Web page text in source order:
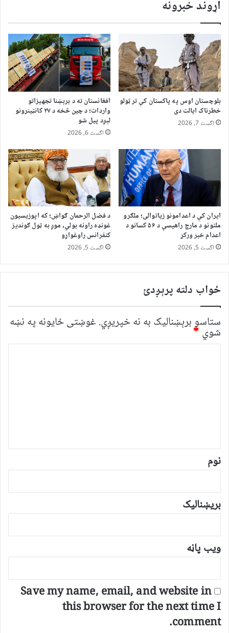
اړوند خبرونه
بلوچستان اوس په پاکستان کې تر ټولو
خطرناک ایالت دی
اگست 7, 2026
افغانستان ته د برېښنا تجهیزاتو
واردات؛ د چین څخه د ۲۷ کانټینرونو
لېږد پیل شو
اگست 6, 2026
ایران کې د اعدامونو زیاتوالی؛ ملګرو
ملتونو د مارچ راهیسې د ۵۶ کسانو د
اعدام خبر ورکړ
اگست 5, 2026
د فضل الرحمان ګواښ؛ که اپوزیسیون
غونډه راونه بولي، موږ به ټول ګوندیز
کنفرانس راوغواړو
اگست 5, 2026
ځواب دلته پرېږدئ
ستاسو برېښناليک به نه خپريږي. غوښتى ځایونه په نښه
شوي *
*
نوم
بریښنالیک
ویب پاڼه
Save my name, email, and website in
this browser for the next time I
comment.